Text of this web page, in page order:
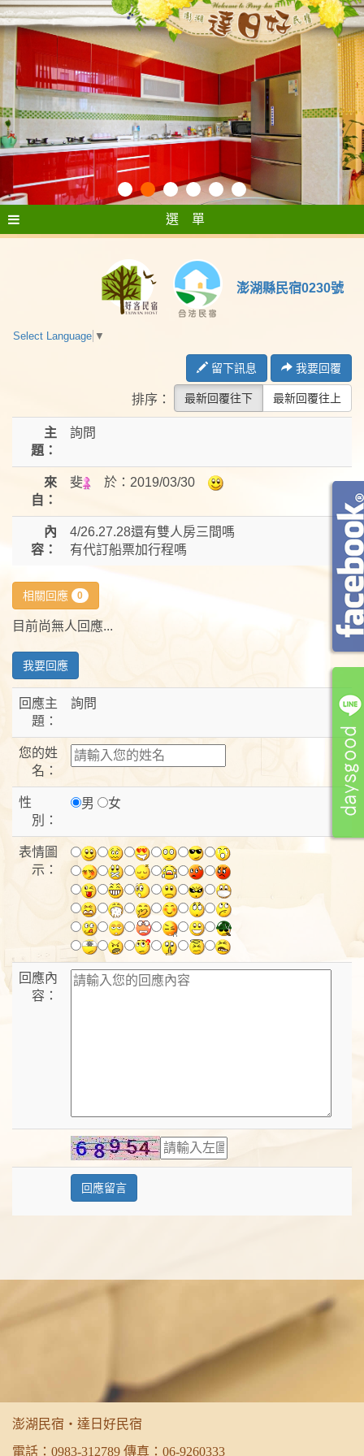
選 單
澎湖縣民宿0230號
Select Language ▼
留下訊息 我要回覆
排序： 最新回覆往下 最新回覆往上
主
題：
詢問
來
自：
斐 於： 2019/03/30
內
容：
4/26.27.28還有雙人房三間嗎
有代訂船票加行程嗎
相關回應 0
目前尚無人回應...
我要回應
回應主
題：
詢問
您的姓
名：
性
別：
男 女
表情圖
示：
回應內
容：
澎湖民宿‧達日好民宿
電話： 0983-312789 傳真：06-9260333